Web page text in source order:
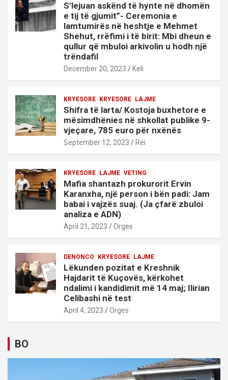
S’lejuan askënd të hynte në dhomën
e tij të gjumit”- Ceremonia e
lamtumirës në heshtje e Mehmet
Shehut, rrëfimi i të birit: Mbi dheun e
qullur që mbuloi arkivolin u hodh një
trëndafil
December 20, 2023 Keli
KRYESORE KRYESORE LAJME
Shifra të larta/ Kostoja buxhetore e
mësimdhënies në shkollat publike 9-
vjeçare, 785 euro për nxënës
September 12, 2023 Rei
KRYESORE LAJME VETING
Mafia shantazh prokurorit Ervin
Karanxha, një person i bën padi: Jam
babai i vajzës suaj. (Ja çfarë zbuloi
analiza e ADN)
April 21, 2023 Orges
DENONCO KRYESORE LAJME
Lëkunden pozitat e Kreshnik
Hajdarit të Kuçovës, kërkohet
ndalimi i kandidimit më 14 maj; Ilirian
Celibashi në test
April 4, 2023 Orges
BO